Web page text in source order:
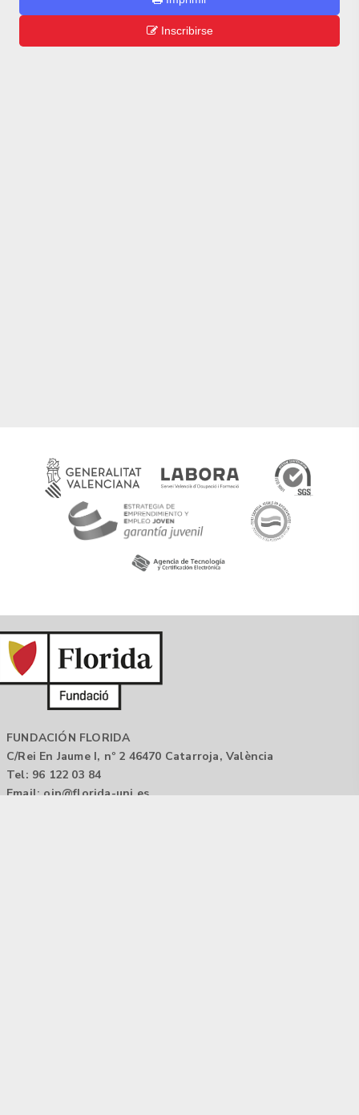
Inscribirse
FUNDACIÓN FLORIDA
C/Rei En Jaume I, nº 2 46470 Catarroja, València
Tel: 96 122 03 84
Email: oip@florida-uni.es